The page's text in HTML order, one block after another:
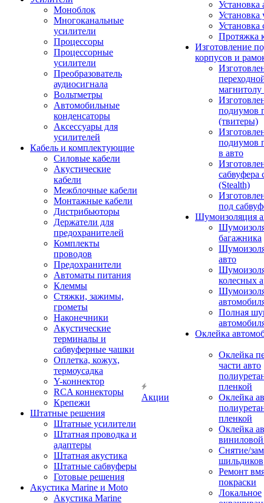
Моноблок
Многоканальные
усилители
Процессоры
Процессорные
усилители
Преобразователь
аудиосигнала
Вольтметры
Автомобильные
конденсаторы
Аксессуары для
усилителей
Кабель и комплектующие
Силовые кабели
Акустические
кабели
Межблочные кабели
Монтажные кабели
Дистрибьюторы
Держатели для
предохранителей
Комплекты
проводов
Предохранители
Автоматы питания
Клеммы
Стяжки, зажимы,
грометы
Наконечники
Акустические
терминалы и
сабвуферные чашки
Оплетка, кожух,
термоусадка
Y-коннектор
RCA коннекторы
Крепежи
Штатные решения
Штатные усилители
Штатная проводка и
адаптеры
Штатная акустика
Штатные сабвуферы
Готовые решения
Акустика Marine и Moto
Акустика Marine
Акции
Установка
Установка
Установка
Протяжка
Изготовление
корпусов и
подиумов
(твитеры)
подиумов
в авто
сабвуфера
(Stealth)
под
Шумоизоляция
багажника
авто
колесных
Полная
Оклейка
Оклейка
части авто
пленкой
Оклейка
пленкой
Оклейка
Снятие/
шильдиков
Ремонт
покраски
Локальное